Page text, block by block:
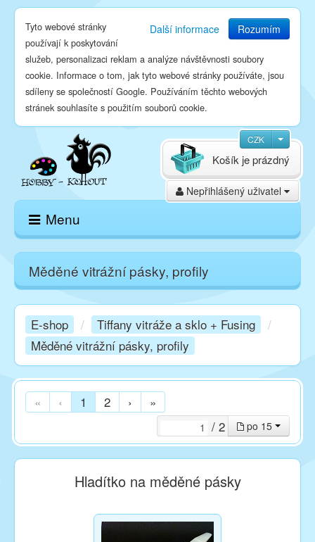
Další informace Rozumím
Tyto webové stránky
používají k poskytování
služeb, personalizaci reklam a analýze návštěvnosti soubory
cookie. Informace o tom, jak tyto webové stránky používáte, jsou
sdíleny se společností Google. Používáním těchto webových
stránek souhlasíte s použitím souborů cookie.
CZK
Nepřihlášený uživatel
Košík je prázdný
Menu
Domů
E-shop
Kurzy
Techniky
Inspirace
Měděné vitrážní pásky, profily
E-shop / Tiffany vitráže a sklo + Fusing
/
Měděné vitrážní pásky, profily
« ‹ 1 2 › »
po 15
/ 2
Hladítko na měděné pásky